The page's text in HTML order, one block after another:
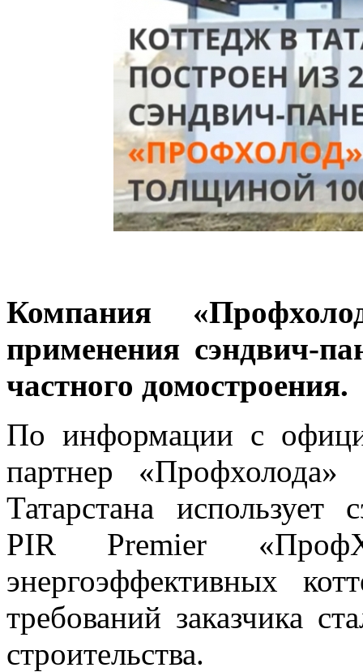
Компания
применения сэндвич-
частного домостроения.
По информации с
партнер
Татарстана использует
PIR Premier
энергоэффективных
требований заказчика
строительства.